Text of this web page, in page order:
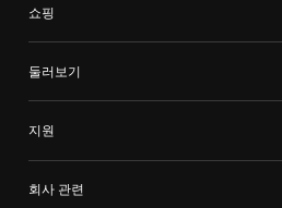
쇼핑
둘러보기
지원
회사 관련